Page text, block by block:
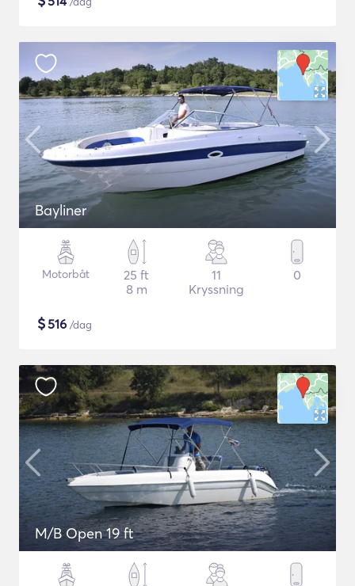
Bayliner
Motorbåt
25 ft
8 m
11
Kryssning
0
$516 /dag
M/B Open 19 ft